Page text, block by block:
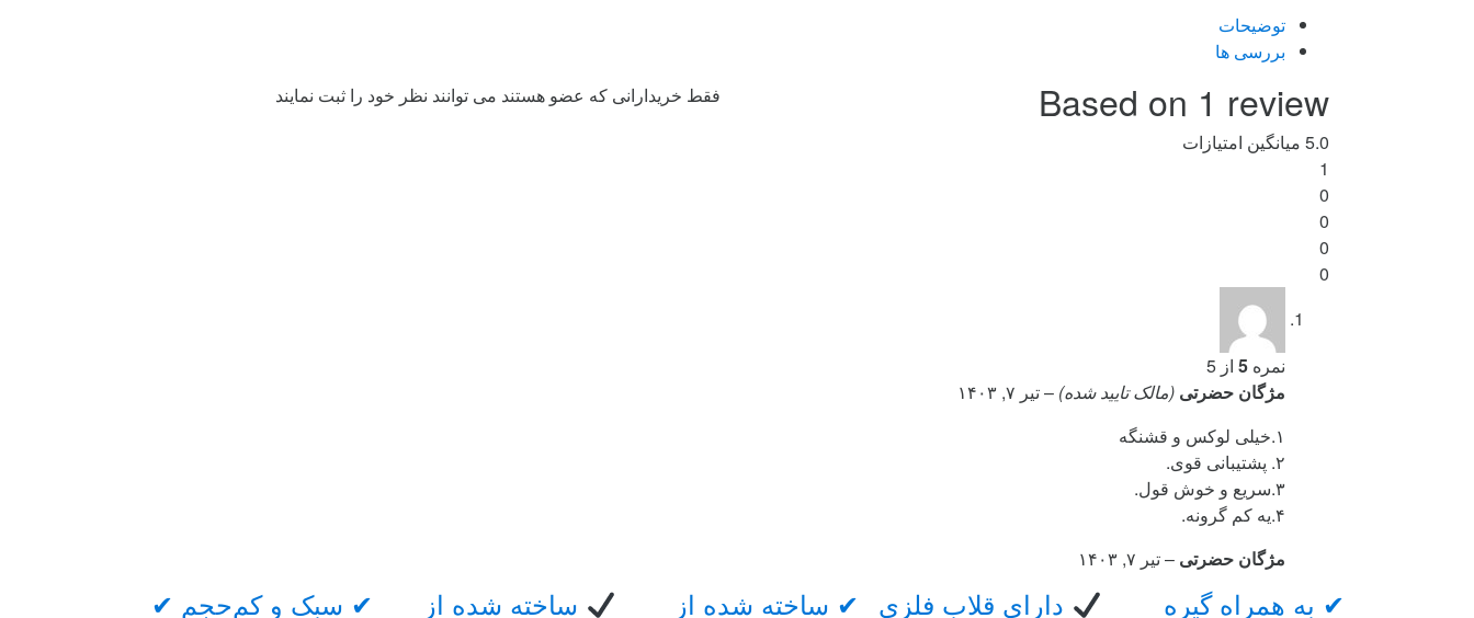
توضیحات
بررسی ها
Based on 1 review
5.0 میانگین امتیازات
1
0
0
0
0
فقط خریدارانی که عضو هستند می توانند نظر خود را ثبت نمایند
نمره 5 از 5
مژگان حضرتی (مالک تایید شده) –تیر ۷, ۱۴۰۳
۱.خیلی لوکس و قشنگه
۲. پشتیبانی قوی.
۳.سریع و خوش قول.
۴.یه کم گرونه.
مژگان حضرتی –تیر ۷, ۱۴۰۳
✔ به همراه گیره دارای قلاب فلزی ✔ ساخته شده از ساخته شده از ✔ سبک و کم‌حجم ✔